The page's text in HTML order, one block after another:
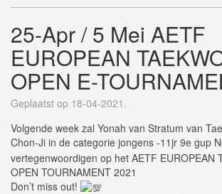
PROEFLES AANVRAGEN
VEILIG SPORTEN
INSTRUCTEURS EN COACHES
25-Apr / 5 Mei AETF
EUROPEAN
OPEN E-
Geplaatst op 18-04-2021.
Volgende week zal Yonah van Stratum van
Chon-Ji in de categorie jongens -11jr 9e gup
vertegenwoordigen op het AETF EUROPEAN
OPEN TOURNAMENT 2021
Don’t miss out!